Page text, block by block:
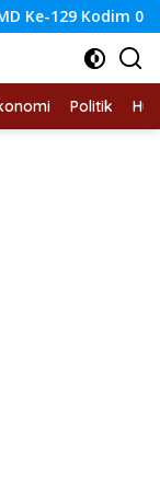
0416/Bute
Politik